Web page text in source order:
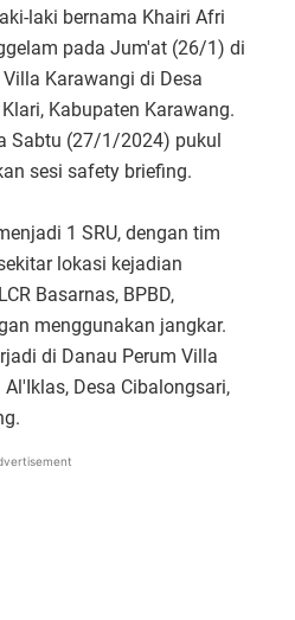
laki bernama Khairi Afri
pada Jum'at (26/1) di
Karawangi di Desa
Kabupaten Karawang.
Sabtu (27/1/2024) pukul
sesi safety briefing.
1 SRU, dengan tim
lokasi kejadian
Basarnas, BPBD,
menggunakan jangkar.
di Danau Perum Villa
Desa Cibalongsari,